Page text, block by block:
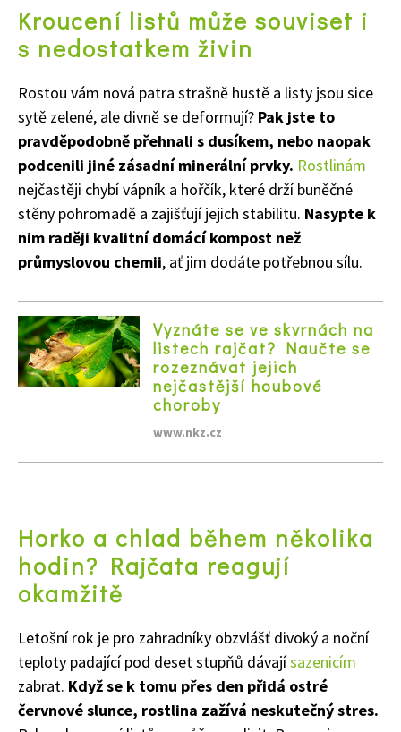
Kroucení listů může souviset i
s nedostatkem živin
Rostou vám nová patra strašně hustě a listy jsou sice
sytě zelené, ale divně se deformují? Pak jste to
pravděpodobně přehnali s dusíkem, nebo naopak
podcenili jiné zásadní minerální prvky. Rostlinám
nejčastěji chybí vápník a hořčík, které drží buněčné
stěny pohromadě a zajišťují jejich stabilitu. Nasypte k
nim raději kvalitní domácí kompost než
průmyslovou chemii, ať jim dodáte potřebnou sílu.
Vyznáte se ve skvrnách na
listech rajčat? Naučte se
rozeznávat jejich
nejčastější houbové
choroby
www.nkz.cz
Horko a chlad během několika
hodin? Rajčata reagují
okamžitě
Letošní rok je pro zahradníky obzvlášť divoký a noční
teploty padající pod deset stupňů dávajísazenicím
zabrat. Když se k tomu přes den přidá ostré
červnové slunce, rostlina zažívá neskutečný stres.